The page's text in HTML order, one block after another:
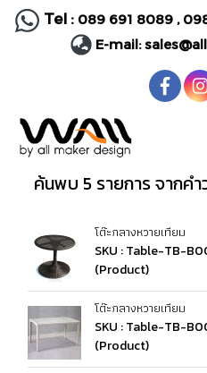
Tel : 089 691 8089,
E-mail:
ค้นพบ 5 รายการ จากคำ
โต๊ะกลางหวายเทียม
SKU : Table-TB-
(Product)
โต๊ะกลางหวายเทียม
SKU : Table-TB-
(Product)